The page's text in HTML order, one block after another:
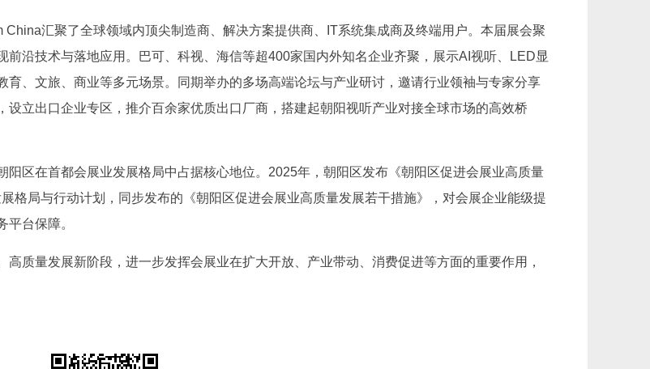
汇聚了全球领域内顶尖制造商、解决方案提供商、IT系统集成商及终端用户。本届展会聚
沿技术与落地应用。巴可、科视、海信等超400家国内外知名企业齐聚，展示AI视听、LED显
、文旅、商业等多元场景。同期举办的多场高端论坛与产业研讨，邀请行业领袖与专家分享
立出口企业专区，推介百余家优质出口厂商，搭建起朝阳视听产业对接全球市场的高效桥
区在首都会展业发展格局中占据核心地位。2025年，朝阳区发布《朝阳区促进会展业高质量
格局与行动计划，同步发布的《朝阳区促进会展业高质量发展若干措施》，对会展企业能级提
台保障。
质量发展新阶段，进一步发挥会展业在扩大开放、产业带动、消费促进等方面的重要作用，